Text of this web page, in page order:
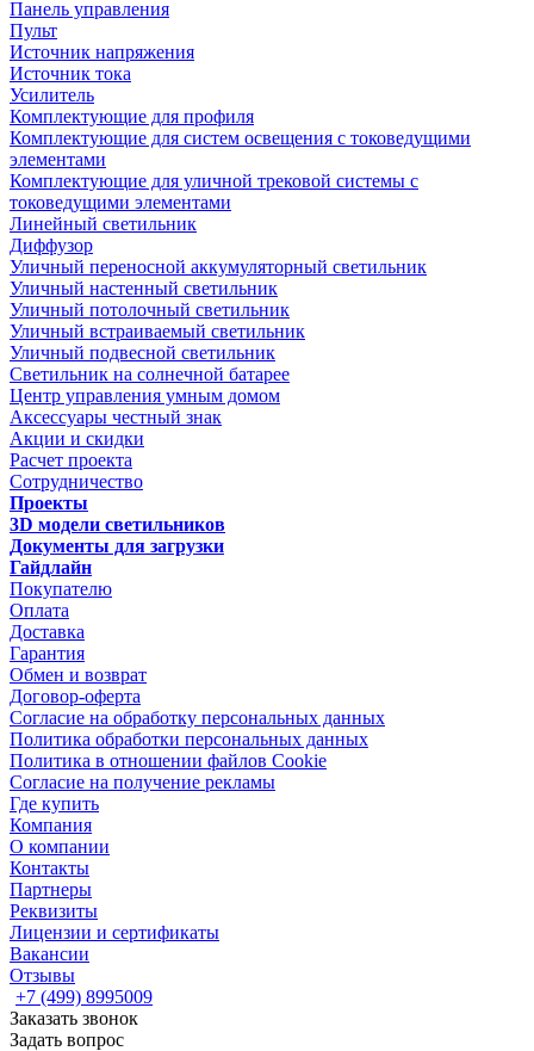
Панель управления
Пульт
Источник напряжения
Источник тока
Усилитель
Комплектующие для профиля
Комплектующие для систем освещения с токоведущими
элементами
Комплектующие для уличной трековой системы с
токоведущими элементами
Линейный светильник
Диффузор
Уличный переносной аккумуляторный светильник
Уличный настенный светильник
Уличный потолочный светильник
Уличный встраиваемый светильник
Уличный подвесной светильник
Светильник на солнечной батарее
Центр управления умным домом
Аксессуары честный знак
Акции и скидки
Расчет проекта
Сотрудничество
Проекты
3D модели светильников
Документы для загрузки
Гайдлайн
Покупателю
Оплата
Доставка
Гарантия
Обмен и возврат
Договор-оферта
Согласие на обработку персональных данных
Политика обработки персональных данных
Политика в отношении файлов Cookie
Согласие на получение рекламы
Где купить
Компания
О компании
Контакты
Партнеры
Реквизиты
Лицензии и сертификаты
Вакансии
Отзывы
+7 (499) 8995009
Заказать звонок
Задать вопрос